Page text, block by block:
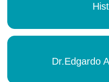
Dr.Edgardo